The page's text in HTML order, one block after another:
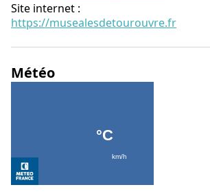
Site internet :
https://musealesdetourouvre.fr
Météo